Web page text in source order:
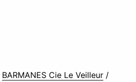
BARMANES Cie Le Veilleur /